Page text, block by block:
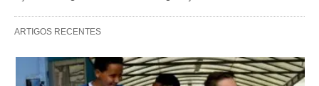
ARTIGOS RECENTES